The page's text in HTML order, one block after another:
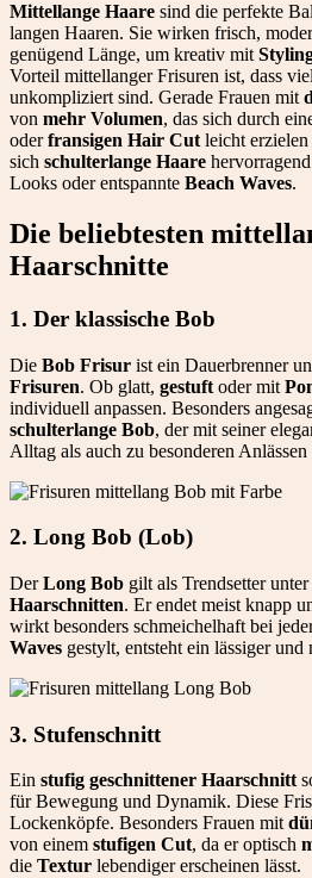
Mittellange Haare sind die perfekte
langen Haaren. Sie wirken frisch,
genügend Länge, um kreativ mit
Vorteil mittellanger Frisuren ist, dass
unkompliziert sind. Gerade Frauen mit
von mehr Volumen, das sich durch
oderfransigen Hair Cut leicht
sich schulterlange Haare
Looks oder entspannte Beach Waves.
Die beliebtesten
Haarschnitte
1. Der klassische Bob
Die Bob Frisur ist ein Dauerbrenner
Frisuren. Ob glatt, gestuft oder mit
individuell anpassen. Besonders
schulterlange Bob, der mit seiner
Alltag als auch zu besonderen Anlässen
2. Long Bob (Lob)
DerLong Bob gilt als Trendsetter unter
Haarschnitten. Er endet meist knapp
wirkt besonders schmeichelhaft bei
Waves gestylt, entsteht ein lässiger
3. Stufenschnitt
Ein stufig geschnittener Haarschnitt
für Bewegung und Dynamik. Diese
Lockenköpfe. Besonders Frauen mit
von einem stufigen Cut, da er optisch
die Textur lebendiger erscheinen lässt.